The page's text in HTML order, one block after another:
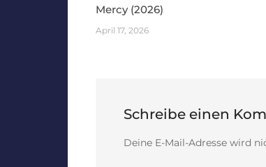
Mercy (2026)
April 17, 2026
Schreibe einen
Deine E-Mail-Adresse wird